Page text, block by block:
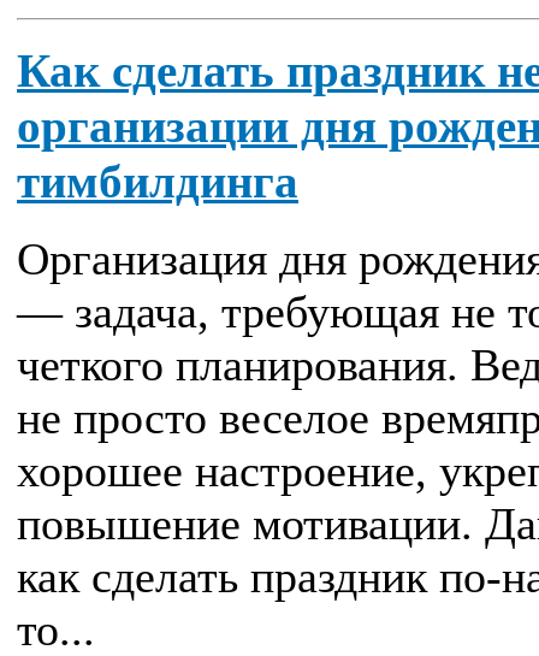
Как сделать праздник
организации дня
тимбилдинга
Организация дня
— задача, требующая не
четкого планирования.
не просто веселое
хорошее настроение,
повышение мотивации.
как сделать праздник
то...